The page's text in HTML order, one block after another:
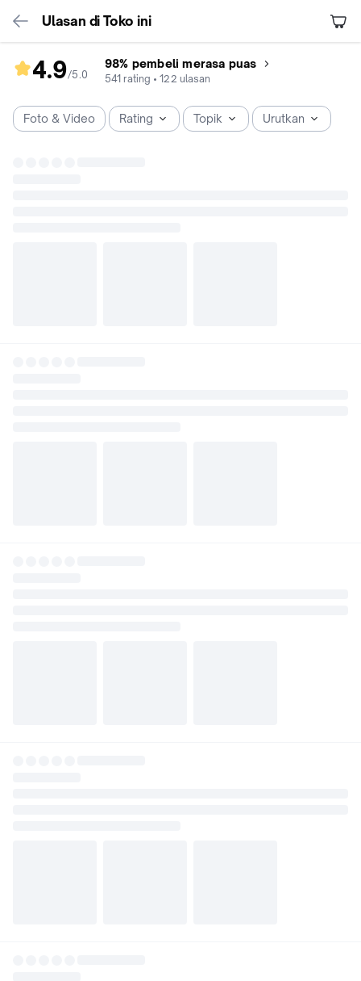
Ulasan di Toko ini
4.9/5.0
rating
4.9
dari
98% pembeli merasa puas
541 rating • 122 ulasan
Foto & Video Rating Topik Urutkan